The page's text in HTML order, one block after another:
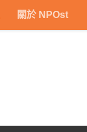
關於 NPOst